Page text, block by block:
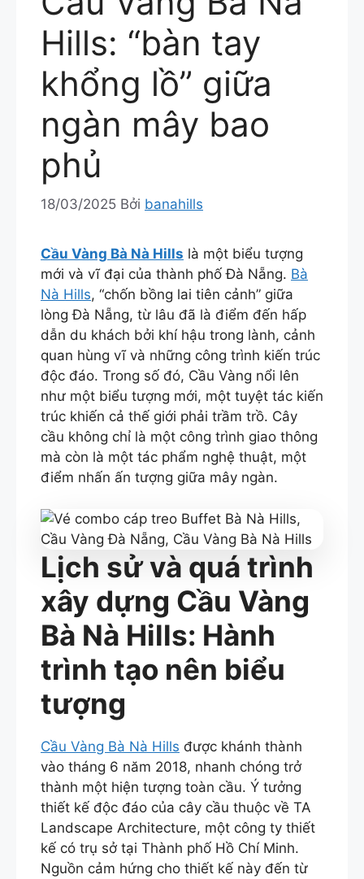
Hills: “bàn tay
khổng lồ” giữa
ngàn mây bao
phủ
18/03/2025 Bởi banahills
Cầu Vàng Bà Nà Hills là một biểu tượng
mới và vĩ đại của thành phố Đà Nẵng. Bà
Nà Hills, “chốn bồng lai tiên cảnh” giữa
lòng Đà Nẵng, từ lâu đã là điểm đến hấp
dẫn du khách bởi khí hậu trong lành, cảnh
quan hùng vĩ và những công trình kiến trúc
độc đáo. Trong số đó, Cầu Vàng nổi lên
như một biểu tượng mới, một tuyệt tác kiến
trúc khiến cả thế giới phải trầm trồ. Cây
cầu không chỉ là một công trình giao thông
mà còn là một tác phẩm nghệ thuật, một
điểm nhấn ấn tượng giữa mây ngàn.
Lịch sử và quá trình
xây dựng Cầu Vàng
Bà Nà Hills: Hành
trình tạo nên biểu
tượng
Cầu Vàng Bà Nà Hills được khánh thành
vào tháng 6 năm 2018, nhanh chóng trở
thành một hiện tượng toàn cầu. Ý tưởng
thiết kế độc đáo của cây cầu thuộc về TA
Landscape Architecture, một công ty thiết
kế có trụ sở tại Thành phố Hồ Chí Minh.
Nguồn cảm hứng cho thiết kế này đến từ